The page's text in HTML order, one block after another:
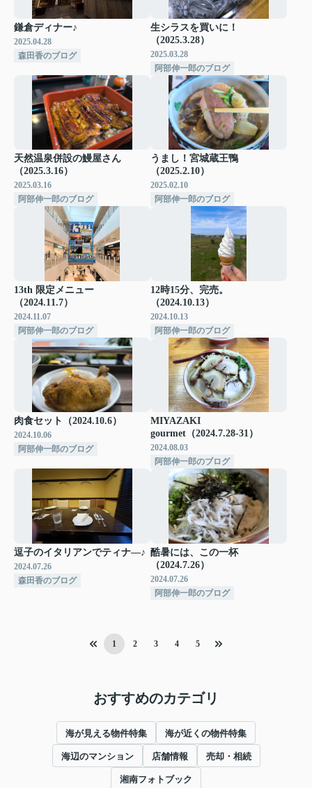
鎌倉ディナー♪
2025.04.28
森田香のブログ
生シラスを買いに！
（2025.3.28）
2025.03.28
阿部伸一郎のブログ
天然温泉併設の鰻屋さん
（2025.3.16）
2025.03.16
阿部伸一郎のブログ
うまし！宮城蔵王鴨
（2025.2.10）
2025.02.10
阿部伸一郎のブログ
13th 限定メニュー
（2024.11.7）
2024.11.07
阿部伸一郎のブログ
12時15分、完売。
（2024.10.13）
2024.10.13
阿部伸一郎のブログ
肉食セット（2024.10.6）
2024.10.06
阿部伸一郎のブログ
MIYAZAKI
gourmet（2024.7.28-31）
2024.08.03
阿部伸一郎のブログ
逗子のイタリアンでティナ―♪
2024.07.26
森田香のブログ
酷暑には、この一杯
（2024.7.26）
2024.07.26
阿部伸一郎のブログ
1 2 3 4 5
おすすめのカテゴリ
海が見える物件特集 海が近くの物件特集
海辺のマンション 店舗情報 売却・相続
湘南フォトブック